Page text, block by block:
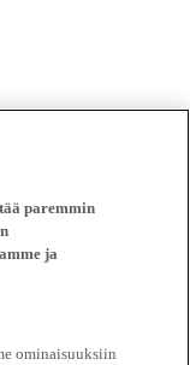
paremmin
ja
ominaisuuksiin